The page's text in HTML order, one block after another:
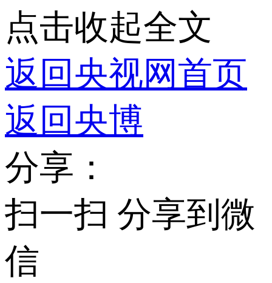
点击收起全文
返回央视网首页
返回央博
分享：
扫一扫 分享到微
信